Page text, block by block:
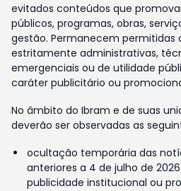
evitados conteúdos que
públicos, programas, obras,
gestão. Permanecem permitidas
estritamente administrativas,
emergenciais ou de utilidade
caráter publicitário ou
No âmbito do Ibram e de suas
deverão ser observadas as
ocultação temporária das
anteriores a 4 de julho de
publicidade institucional ou